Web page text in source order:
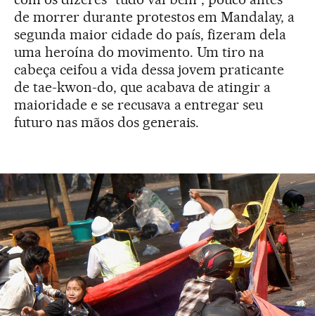
de morrer durante protestos em Mandalay, a
segunda maior cidade do país, fizeram dela
uma heroína do movimento. Um tiro na
cabeça ceifou a vida dessa jovem praticante
de tae-kwon-do, que acabava de atingir a
maioridade e se recusava a entregar seu
futuro nas mãos dos generais.